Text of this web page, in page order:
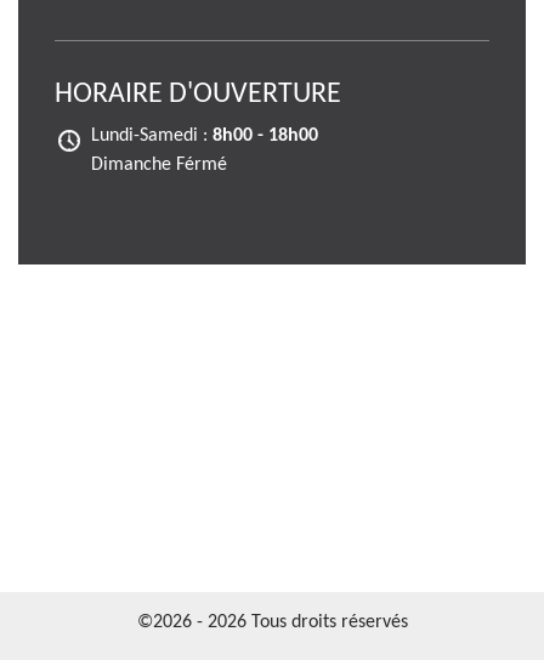
HORAIRE D'OUVERTURE
Lundi-Samedi : 8h00 - 18h00
Dimanche Férmé
©2026 - 2026 Tous droits réservés